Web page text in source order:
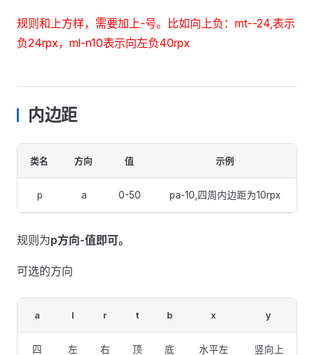
规则和上方样，需要加上-号。比如向上负：mt--24,表示
负24rpx，ml-n10表示向左负40rpx
内边距
类名 方向 值 示例
p a 0-50 pa-10,四周内边距为10rpx
规则为p方向-值即可。
可选的方向
a l r t b x y
四 左 右 顶 底 水平左 竖向上